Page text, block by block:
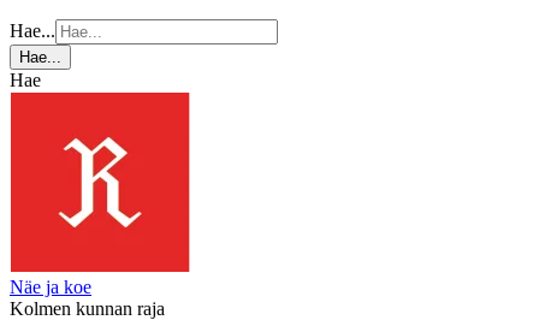
Hae...
Hae...
Hae
Näe ja koe
Kolmen kunnan raja